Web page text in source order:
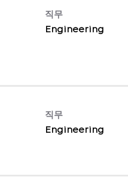
직무
Engineering
직무
Engineering